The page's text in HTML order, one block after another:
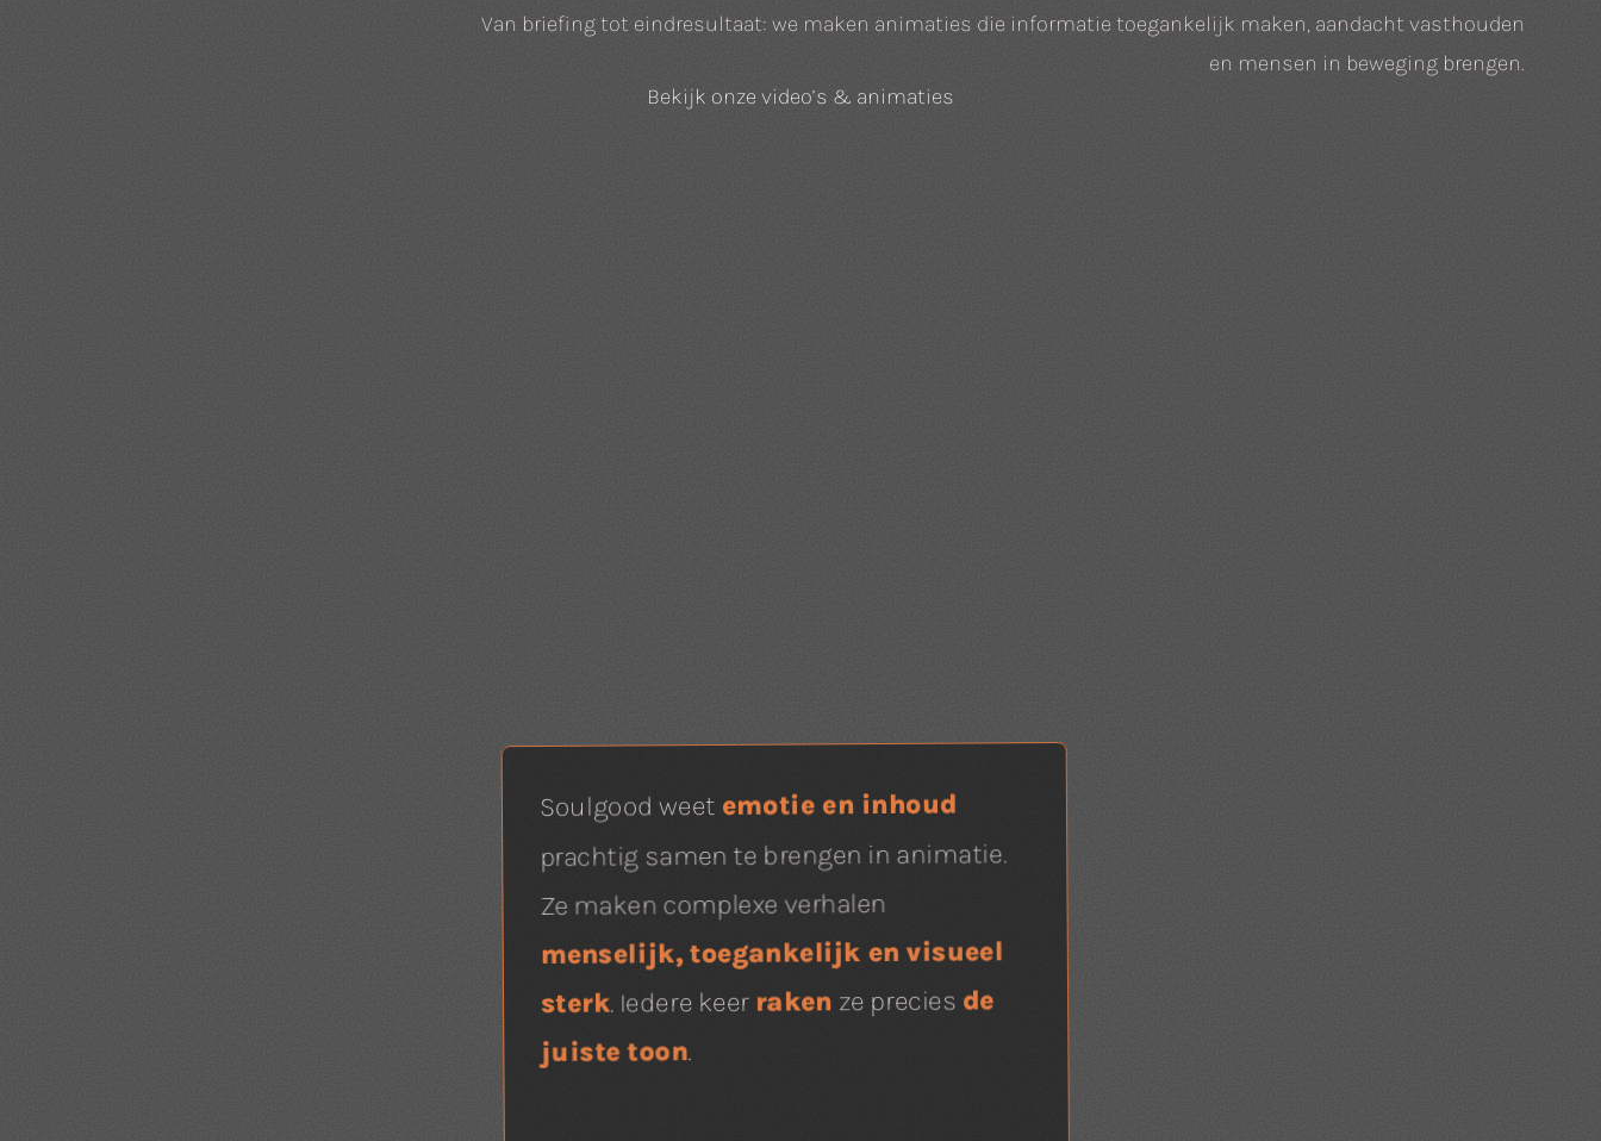
Van briefing tot eindresultaat: we maken animaties die informatie toegankelijk maken, aandacht vasthouden
en mensen in beweging brengen.
Bekijk onze video’s & animaties
Soulgood weet emotie en inhoud
prachtig samen te brengen in animatie.
Ze maken complexe verhalen
menselijk, toegankelijk en visueel
sterk. Iedere keer rakenze preciesde
juiste toon.
De samenwerking met Soulgood is
. Of de briefing nu uitgebreid of kort is, ze
begrijpen direct wat we nodig hebben